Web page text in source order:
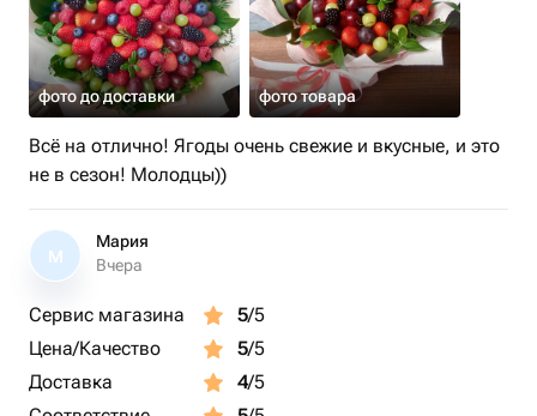
фото до доставки фото товара
Всё на отлично! Ягоды очень свежие и вкусные, и это
не в сезон! Молодцы))
М
Мария
Вчера
Сервис магазина 5/5
Цена/Качество
5/5
Доставка
4/5